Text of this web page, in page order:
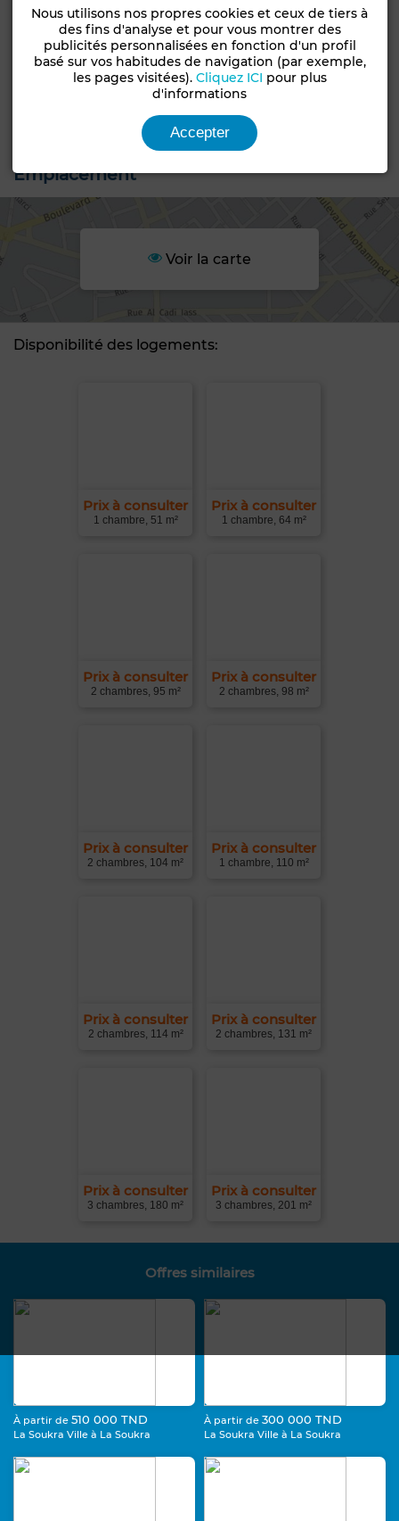
+27 PHOTOS
Emplacement
Voir la carte
Disponibilité des logements:
Prix à consulter
1 chambre, 51 m²
Prix à consulter
1 chambre, 64 m²
Prix à consulter
2 chambres, 95 m²
Prix à consulter
2 chambres, 98 m²
Prix à consulter
2 chambres, 104 m²
Prix à consulter
1 chambre, 110 m²
Prix à consulter
2 chambres, 114 m²
Prix à consulter
2 chambres, 131 m²
Prix à consulter
3 chambres, 180 m²
Prix à consulter
3 chambres, 201 m²
Offres similaires
À partir de 510 000 TND
La Soukra Ville à La Soukra
À partir de 300 000 TND
La Soukra Ville à La Soukra
Nous utilisons nos propres cookies et ceux de tiers à
des fins d'analyse et pour vous montrer des
publicités personnalisées en fonction d'un profil
basé sur vos habitudes de navigation (par exemple,
les pages visitées). Cliquez ICI pour plus
d'informations
Accepter